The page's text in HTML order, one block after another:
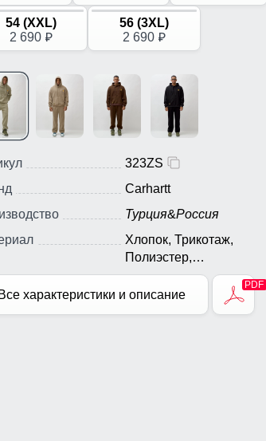
54 (XXL)
2 690 p
56 (3XL)
2 690 p
323ZS
Carhartt
Турция&Россия
Хлопок, Трикотаж,
Полиэстер,
Экологичные
материалы
Все характеристики и описание